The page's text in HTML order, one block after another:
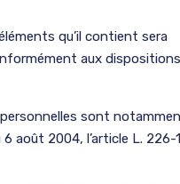
qu’il contient sera
aux
sont
août 2004, l’article L. 226-